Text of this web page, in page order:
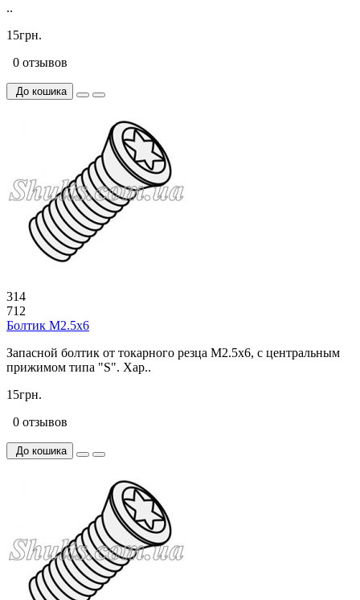
..
15грн.
0 отзывов
До кошика
314
712
Болтик М2.5х6
Запасной болтик от токарного резца M2.5x6, с центральным
прижимом типа "S". Хар..
15грн.
0 отзывов
До кошика